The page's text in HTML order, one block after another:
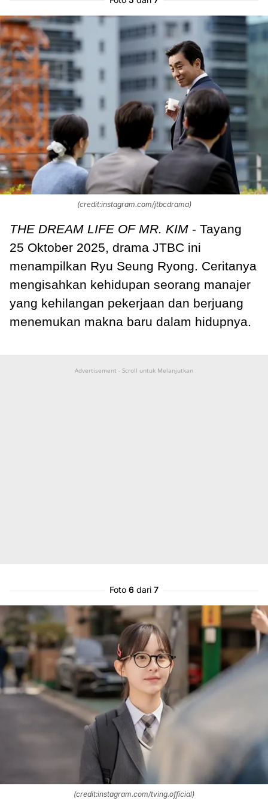
(credit:instagram.com/jtbcdrama)
THE DREAM LIFE OF MR. KIM - Tayang
25 Oktober 2025, drama JTBC ini
menampilkan Ryu Seung Ryong. Ceritanya
mengisahkan kehidupan seorang manajer
yang kehilangan pekerjaan dan berjuang
menemukan makna baru dalam hidupnya.
Advertisement - Scroll untuk Melanjutkan
Foto 6 dari 7
(credit:instagram.com/tving.official)